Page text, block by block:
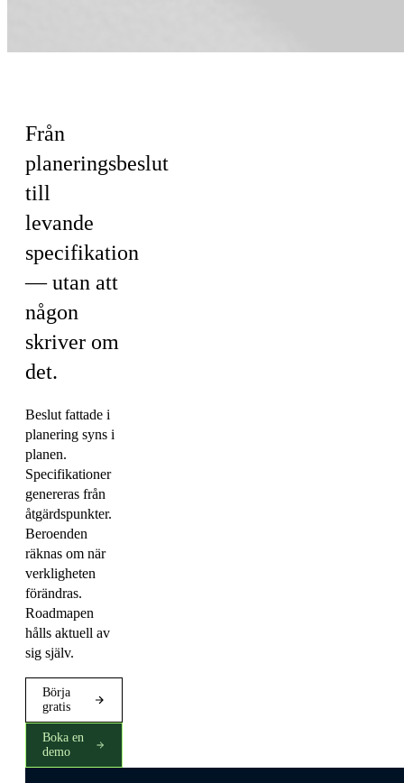
Från
planeringsbeslut
till
levande
specifikation
— utan att
någon
skriver om
det.
Beslut fattade i
planering syns i
planen.
Specifikationer
genereras från
åtgärdspunkter.
Beroenden
räknas om när
verkligheten
förändras.
Roadmapen
hålls aktuell av
sig själv.
Börja
gratis
Boka en
demo